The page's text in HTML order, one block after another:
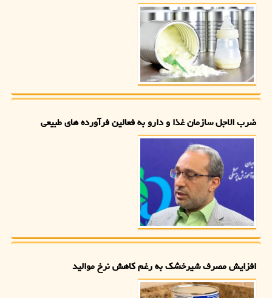
ضرب الاجل سازمان غذا و دارو به فعالین فرآورده های طبیعی
افزایش مصرف شیرخشک به رغم کاهش نرخ موالید